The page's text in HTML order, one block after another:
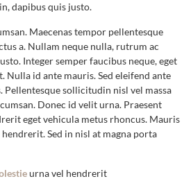
dapibus quis justo.
Maecenas tempor pellentesque
a. Nullam neque nulla, rutrum ac
Integer semper faucibus neque, eget
Nulla id ante mauris. Sed eleifend ante
Pellentesque sollicitudin nisl vel massa
Donec id velit urna. Praesent
eget vehicula metus rhoncus. Mauris
Sed in nisl at magna porta
urna vel hendrerit